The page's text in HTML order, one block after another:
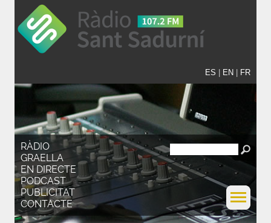
ES EN FR
RÀDIO
GRAELLA
EN DIRECTE
PODCAST
PUBLICITAT
CONTACTE